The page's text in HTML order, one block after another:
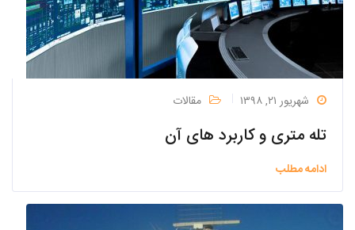
شهریور ۲۱, ۱۳۹۸ مقالات
تله متری و کاربرد های آن
ادامه مطلب